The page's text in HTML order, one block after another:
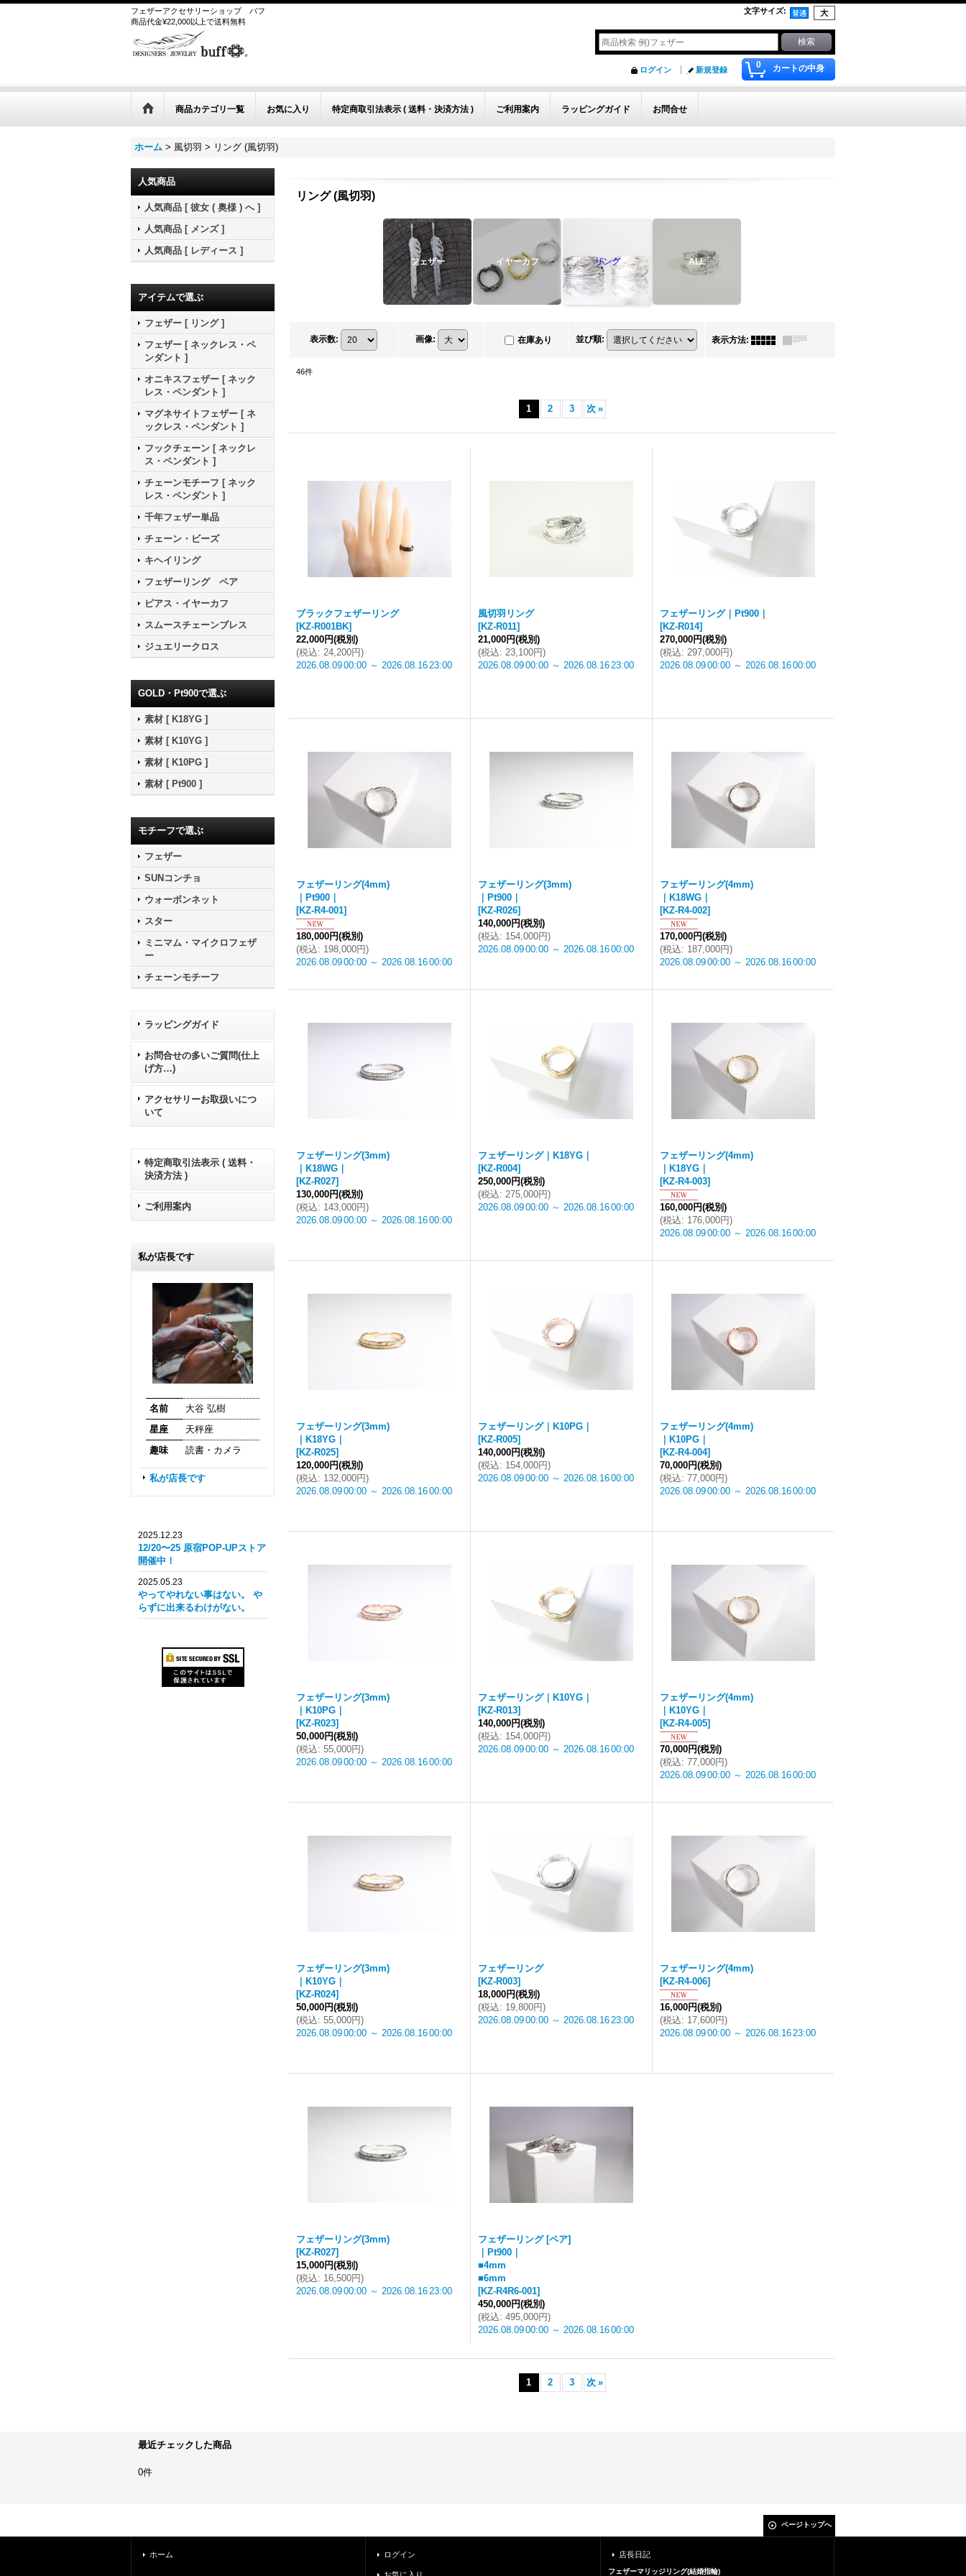
フェザーアクセサリーショップ
バフ
商品代金¥22,000以上で送料無料
文字サイズ:
0 カートの中身
ログイン 新規登録
商品カテゴリ一覧 お気に入り 特定商取引法表示 ( 送料・決済方法 ) ご利用案内 ラッピングガイド お問合せ
ホーム > 風切羽 > リング (風切羽)
人気商品
人気商品 [ 彼女 ( 奥様 ) へ ]
人気商品 [ メンズ ]
人気商品 [ レディース ]
アイテムで選ぶ
フェザー [ リング ]
フェザー [ ネックレス・ペ
ンダント ]
オニキスフェザー [ ネック
レス・ペンダント ]
マグネサイトフェザー [ ネ
ックレス・ペンダント ]
フックチェーン [ ネックレ
ス・ペンダント ]
チェーンモチーフ [ ネック
レス・ペンダント ]
千年フェザー単品
チェーン・ビーズ
キヘイリング
フェザーリング ペア
ピアス・イヤーカフ
スムースチェーンブレス
ジュエリークロス
GOLD・Pt900で選ぶ
素材 [ K18YG ]
素材 [ K10YG ]
素材 [ K10PG ]
素材 [ Pt900 ]
モチーフで選ぶ
フェザー
SUNコンチョ
ウォーボンネット
スター
ミニマム・マイクロフェザ
ー
チェーンモチーフ
ラッピングガイド
お問合せの多いご質問(仕上
げ方…)
アクセサリーお取扱いにつ
いて
特定商取引法表示 ( 送料・
決済方法 )
ご利用案内
私が店長です
名前
大谷 弘樹
星座
天秤座
趣味
読書・カメラ
私が店長です
2025.12.23
12/20〜25 原宿POP-UPストア
開催中！
2025.05.23
やってやれない事はない。 や
らずに出来るわけがない。
リング (風切羽)
フェザー イヤーカフ リング ALL
表示数: 画像: 在庫あり 並び順: 表示方法:
46件
1 2 3 次 »
ブラックフェザーリング
[KZ-R001BK]
22,000円(税別)
(税込: 24,200円)
2026.08.0900:00 ～ 2026.08.1623:00
風切羽リング
[KZ-R011]
21,000円(税別)
(税込: 23,100円)
2026.08.0900:00 ～ 2026.08.1623:00
フェザーリング｜Pt900｜
[KZ-R014]
270,000円(税別)
(税込: 297,000円)
2026.08.0900:00 ～ 2026.08.1600:00
フェザーリング(4mm)
｜Pt900｜
[KZ-R4-001]
180,000円(税別)
(税込: 198,000円)
2026.08.0900:00 ～ 2026.08.1600:00
フェザーリング(3mm)
｜Pt900｜
[KZ-R026]
140,000円(税別)
(税込: 154,000円)
2026.08.0900:00 ～ 2026.08.1600:00
フェザーリング(4mm)
｜K18WG｜
[KZ-R4-002]
170,000円(税別)
(税込: 187,000円)
2026.08.0900:00 ～ 2026.08.1600:00
フェザーリング(3mm)
｜K18WG｜
[KZ-R027]
130,000円(税別)
(税込: 143,000円)
2026.08.0900:00 ～ 2026.08.1600:00
フェザーリング｜K18YG｜
[KZ-R004]
250,000円(税別)
(税込: 275,000円)
2026.08.0900:00 ～ 2026.08.1600:00
フェザーリング(4mm)
｜K18YG｜
[KZ-R4-003]
160,000円(税別)
(税込: 176,000円)
2026.08.0900:00 ～ 2026.08.1600:00
フェザーリング(3mm)
｜K18YG｜
[KZ-R025]
120,000円(税別)
(税込: 132,000円)
2026.08.0900:00 ～ 2026.08.1600:00
フェザーリング｜K10PG｜
[KZ-R005]
140,000円(税別)
(税込: 154,000円)
2026.08.0900:00 ～ 2026.08.1600:00
フェザーリング(4mm)
｜K10PG｜
[KZ-R4-004]
70,000円(税別)
(税込: 77,000円)
2026.08.0900:00 ～ 2026.08.1600:00
フェザーリング(3mm)
｜K10PG｜
[KZ-R023]
50,000円(税別)
(税込: 55,000円)
2026.08.0900:00 ～ 2026.08.1600:00
フェザーリング｜K10YG｜
[KZ-R013]
140,000円(税別)
(税込: 154,000円)
2026.08.0900:00 ～ 2026.08.1600:00
フェザーリング(4mm)
｜K10YG｜
[KZ-R4-005]
70,000円(税別)
(税込: 77,000円)
2026.08.0900:00 ～ 2026.08.1600:00
フェザーリング(3mm)
｜K10YG｜
[KZ-R024]
50,000円(税別)
(税込: 55,000円)
2026.08.0900:00 ～ 2026.08.1600:00
フェザーリング
[KZ-R003]
18,000円(税別)
(税込: 19,800円)
2026.08.0900:00 ～ 2026.08.1623:00
フェザーリング(4mm)
[KZ-R4-006]
16,000円(税別)
(税込: 17,600円)
2026.08.0900:00 ～ 2026.08.1623:00
フェザーリング(3mm)
[KZ-R027]
15,000円(税別)
(税込: 16,500円)
2026.08.0900:00 ～ 2026.08.1623:00
フェザーリング [ペア]
｜Pt900｜
■4mm
■6mm
[KZ-R4R6-001]
450,000円(税別)
(税込: 495,000円)
2026.08.0900:00 ～ 2026.08.1600:00
1 2 3 次 »
最近チェックした商品
0件
ページトップへ
ホーム ログイン 店長日記
フェザーマリッジリング(結婚指輪)